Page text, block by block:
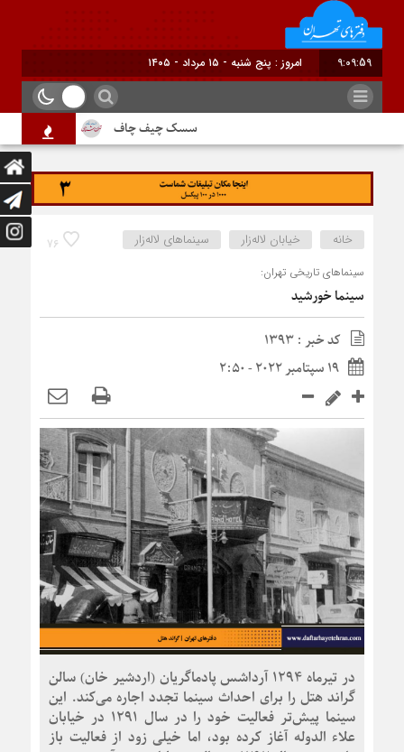
9:10:00 برابر با : Thursday - 6 Augu
سسک چیف چاف دم جنبانک ابلق
76 خانه خیابان لاله‌زار سینماهای لاله‌زار
سینماهای تاریخی تهران:
سینما خورشید
کد خبر : 1393
19 سپتامبر 2022 - 2:50
در تیرماه ۱۲۹۴ آرداشس پادماگریان (اردشیر خان) سالن
گراند هتل را برای احداث سینما تجدد اجاره می‌کند. این
سینما پیش‌تر فعالیت خود را در سال ۱۲۹۱ در خیابان
علاء الدوله آغاز کرده بود، اما خیلی زود از فعالیت باز